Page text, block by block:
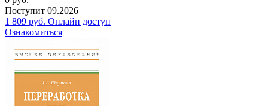
Поступит 09.2026
1 809 руб. Онлайн доступ
Ознакомиться